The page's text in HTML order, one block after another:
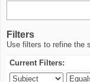
Filters
Use filters to refine the
Current Filters: